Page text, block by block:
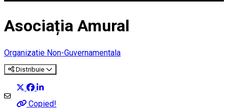
Asociația Amural
Organizatie Non-Guvernamentala
Distribuie
Copied!